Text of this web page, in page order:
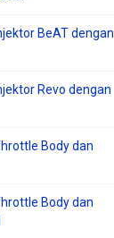
BeAT dengan
Revo dengan
Body dan
Body dan